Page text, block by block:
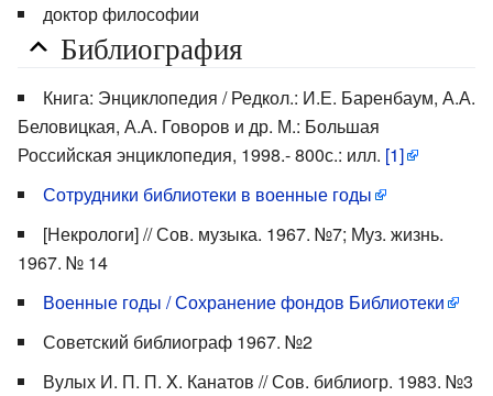
доктор философии
Библиография
Книга: Энциклопедия / Редкол.: И.Е. Баренбаум, А.А.
Беловицкая, А.А. Говоров и др. М.: Большая
Российская энциклопедия, 1998.- 800с.: илл. [1]
Сотрудники библиотеки в военные годы
[Некрологи] // Сов. музыка. 1967. №7; Муз. жизнь.
1967. № 14
Военные годы / Сохранение фондов Библиотеки
Советский библиограф 1967. №2
Вулых И. П. П. X. Канатов // Сов. библиогр. 1983. №3